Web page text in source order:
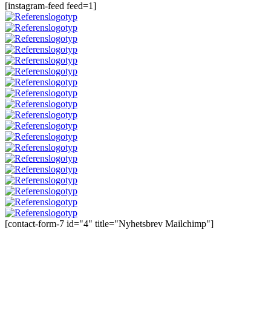
[instagram-feed feed=1]
[contact-form-7 id="4" title="Nyhetsbrev Mailchimp"]